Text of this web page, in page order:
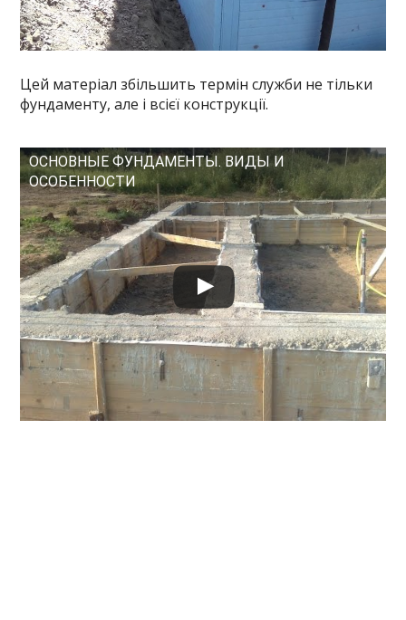
Цей матеріал збільшить термін служби не тільки
фундаменту, але і всієї конструкції.
ОСНОВНЫЕ ФУНДАМЕНТЫ. ВИДЫ И
ОСОБЕННОСТИ